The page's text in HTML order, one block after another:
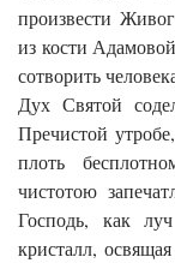
произвести
из кости
сотворить
Дух Святой
Пречистой
плоть
чистотою
Господь, как
кристалл,